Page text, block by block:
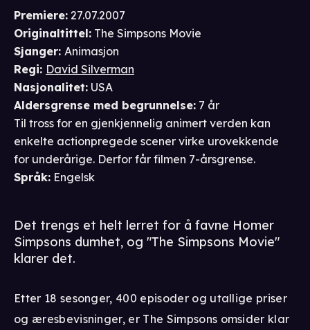
Premiere: 27.07.2007
Originaltittel: The Simpsons Movie
Sjanger: Animasjon
Regi: David Silverman
Nasjonalitet: USA
Aldersgrense med begrunnelse: 7 år
Til tross for en gjenkjennelig animert verden kan
enkelte actionpregede scener virke urovekkende
for underårige. Derfor får filmen 7-årsgrense.
Språk: Engelsk
Det trengs et helt lerret for å favne Homer
Simpsons dumhet, og "The Simpsons Movie"
klarer det.
Etter 18 sesonger, 400 episoder og utallige priser
og æresbevisninger, er The Simpsons omsider klar